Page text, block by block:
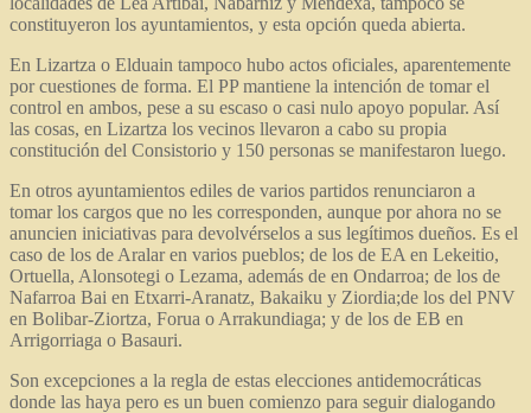
constituyeron los ayuntamientos, y esta opción queda abierta.
En Lizartza o Elduain tampoco hubo actos oficiales, aparentemente
por cuestiones de forma. El PP mantiene la intención de tomar el
control en ambos, pese a su escaso o casi nulo apoyo popular. Así
las cosas, en Lizartza los vecinos llevaron a cabo su propia
constitución del Consistorio y 150 personas se manifestaron luego.
En otros ayuntamientos ediles de varios partidos renunciaron a
tomar los cargos que no les corresponden, aunque por ahora no se
anuncien iniciativas para devolvérselos a sus legítimos dueños. Es el
caso de los de Aralar en varios pueblos; de los de EA en Lekeitio,
Ortuella, Alonsotegi o Lezama, además de en Ondarroa; de los de
Nafarroa Bai en Etxarri-Aranatz, Bakaiku y Ziordia;de los del PNV
en Bolibar-Ziortza, Forua o Arrakundiaga; y de los de EB en
Arrigorriaga o Basauri.
Son excepciones a la regla de estas elecciones antidemocráticas
donde las haya pero es un buen comienzo para seguir dialogando